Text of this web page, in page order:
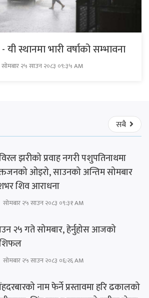
स्थानमा भारी वर्षाको सम्भावना
सोमबार २५ साउन २०८३ ०९:३५ AM
सबै
झरीको प्रवाह नगरी पशुपतिनाथमा
ओइरो, साउनको अन्तिम सोमबार
शिव आराधना
सोमबार २५ साउन २०८३ ०९:३१ AM
२५ गते सोमबार, हेर्नुहोस आजको
सोमबार २५ साउन २०८३ ०६:२६ AM
नाम फेर्ने प्रस्तावमा हरि ढकालको